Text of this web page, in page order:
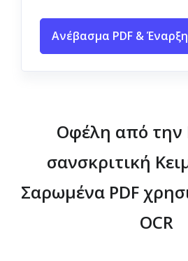
Ανέβασμα PDF &
Οφέλη από την
σανσκριτική
Σαρωμένα PDF
OCR